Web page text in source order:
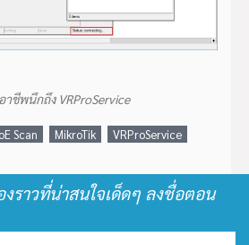
ชีพนึกถึง VRProService
Scan MikroTik VRProService
ราวที่น่าสนใจเด็ดๆ ลงชื่อตอน